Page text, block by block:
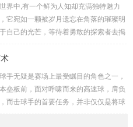
干着违背人道、危害全球的勾当。 从
用曾经给人类带来过惨痛的教训，在
曾利用细菌、病毒...
界中,有一个鲜为人知却充满独特魅力
宛如一颗被岁月遗忘在角落的璀璨明
自己的光芒，等待着勇敢的探索者去揭
高耸入云的山脉连绵起伏，像是大自然
光，仿佛是大自然赐予这片土地的皇
片郁郁葱葱的森林，森林里树木种类繁
日，阳光只能透过枝叶的缝隙...
手无疑是赛场上最受瞩目的角色之一，
垒板前，面对呼啸而来的高速球，肩负
而击球手的首要任务，并非仅仅是将球